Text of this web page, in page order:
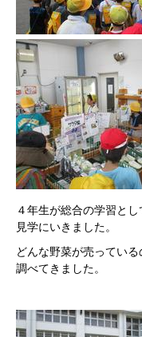
４年生が総合の学習と
見学にいきました。
どんな野菜が売ってい
調べてきました。